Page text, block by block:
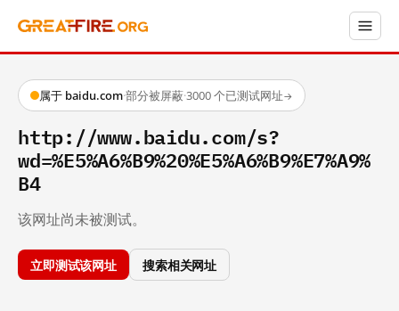
属于 baidu.com·部分被屏蔽·3000 个已测试网址→
http://www.baidu.com/s?
wd=%E5%A6%B9%20%E5%A6%B9%E7%A9%
B4
该网址尚未被测试。
立即测试该网址 搜索相关网址